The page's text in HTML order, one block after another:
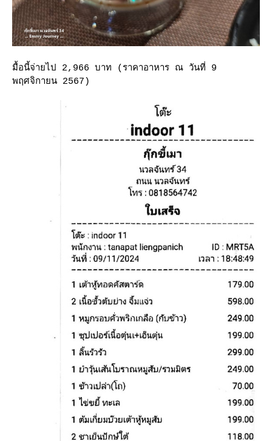
มื้อนี้จ่ายไป 2,966 บาท (ราคาอาหาร ณ วันที่ 9
พฤศจิกายน 2567)